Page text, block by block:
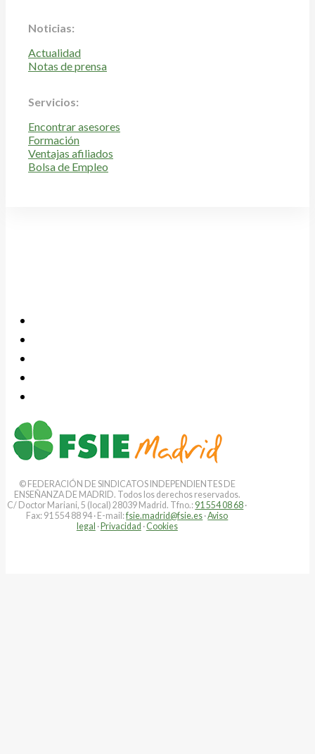
Noticias:
Actualidad
Notas de prensa
Servicios:
Encontrar asesores
Formación
Ventajas afiliados
Bolsa de Empleo
© FEDERACIÓN DE SINDICATOS INDEPENDIENTES DE
ENSEÑANZA DE MADRID. Todos los derechos reservados.
C/ Doctor Mariani, 5 (local) 28039 Madrid. Tfno.: 91 554 08 68 ·
Fax: 91 554 88 94 · E-mail:fsie.madrid@fsie.es ·Aviso
legal ·Privacidad · Cookies